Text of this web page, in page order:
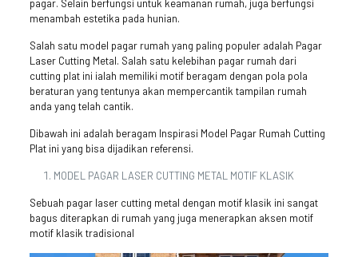
pagar. Selain berfungsi untuk keamanan rumah, juga berfungsi
menambah estetika pada hunian.
Salah satu model pagar rumah yang paling populer adalah Pagar
Laser Cutting Metal. Salah satu kelebihan pagar rumah dari
cutting plat ini ialah memiliki motif beragam dengan pola pola
beraturan yang tentunya akan mempercantik tampilan rumah
anda yang telah cantik.
Dibawah ini adalah beragam Inspirasi Model Pagar Rumah Cutting
Plat ini yang bisa dijadikan referensi.
MODEL PAGAR LASER CUTTING METAL MOTIF KLASIK
Sebuah pagar laser cutting metal dengan motif klasik ini sangat
bagus diterapkan di rumah yang juga menerapkan aksen motif
motif klasik tradisional